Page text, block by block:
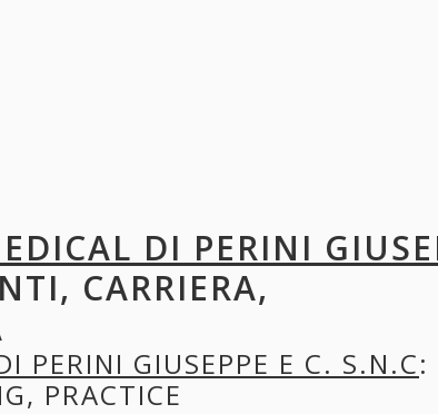
DI PERINI
CARRIERA,
PERINI GIUSEPPE E C. S.N.C:
PRACTICE